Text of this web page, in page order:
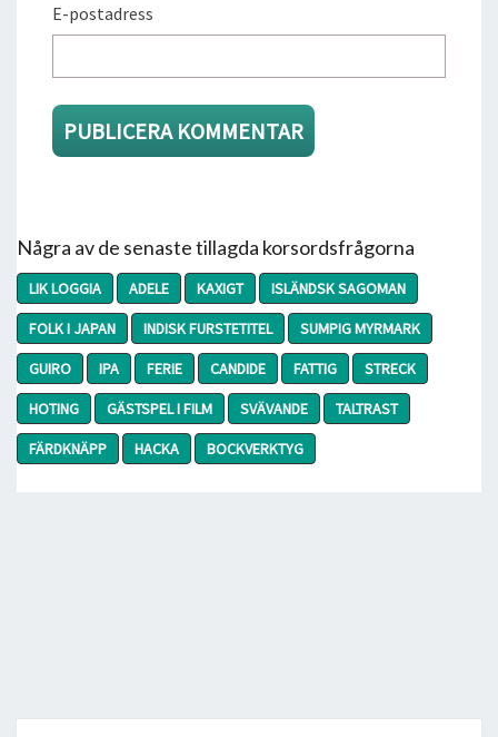
E-postadress
Några av de senaste tillagda korsordsfrågorna
LIK LOGGIA ADELE KAXIGT
ISLÄNDSK SAGOMAN
FOLK I JAPAN
INDISK FURSTETITEL
SUMPIG MYRMARK
GUIRO
IPA FERIE CANDIDE FATTIG
STRECK
HOTING
GÄSTSPEL I FILM SVÄVANDE
TALTRAST
FÄRDKNÄPP
HACKA BOCKVERKTYG